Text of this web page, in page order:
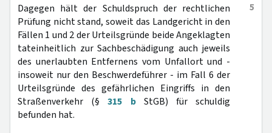
5
Dagegen hält der Schuldspruch der rechtlichen
Prüfung nicht stand, soweit das Landgericht in den
Fällen 1 und 2 der Urteilsgründe beide Angeklagten
tateinheitlich zur Sachbeschädigung auch jeweils
des unerlaubten Entfernens vom Unfallort und -
insoweit nur den Beschwerdeführer - im Fall 6 der
Urteilsgründe des gefährlichen Eingriffs in den
Straßenverkehr (§315 bStGB) für schuldig
befunden hat.